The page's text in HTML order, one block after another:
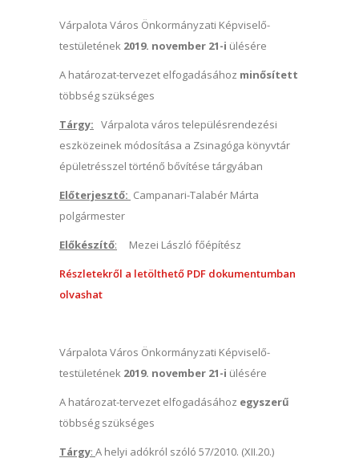
Várpalota Város Önkormányzati Képviselő-
testületének 2019. november 21-i ülésére
A határozat-tervezet elfogadásához minősített
többség szükséges
Tárgy: Várpalota város településrendezési
eszközeinek módosítása a Zsinagóga könyvtár
épületrésszel történő bővítése tárgyában
Előterjesztő: Campanari-Talabér Márta
polgármester
Előkészítő: Mezei László főépítész
Részletekről a letölthető PDF dokumentumban
olvashat
Várpalota Város Önkormányzati Képviselő-
testületének 2019. november 21-i ülésére
A határozat-tervezet elfogadásához egyszerű
többség szükséges
Tárgy: A helyi adókról szóló 57/2010. (XII.20.)